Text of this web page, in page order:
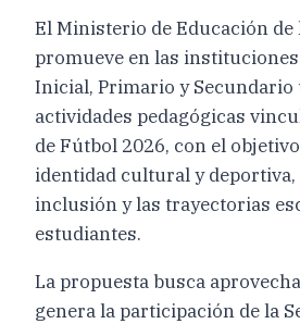
El Ministerio de Educación de
promueve en las
Inicial, Primario y Secundario
actividades pedagógicas
de Fútbol 2026, con el
identidad cultural y deportiva,
inclusión y las trayectorias
estudiantes.
La propuesta busca
genera la participación de la